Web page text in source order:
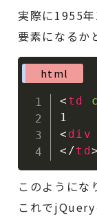
実際に1955
要素になるか
html
< td
< div
</td>
このようにな
これでjQuery